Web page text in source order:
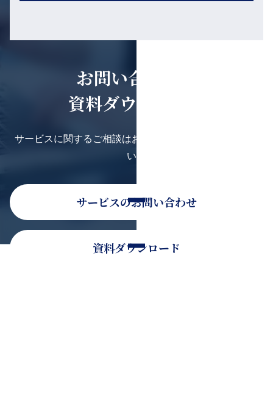
お問い合わせ・
資料ダウンロード
サービスに関するご相談はお気軽にお問い合わせくださ
い。
サービスのお問い合わせ
資料ダウンロード